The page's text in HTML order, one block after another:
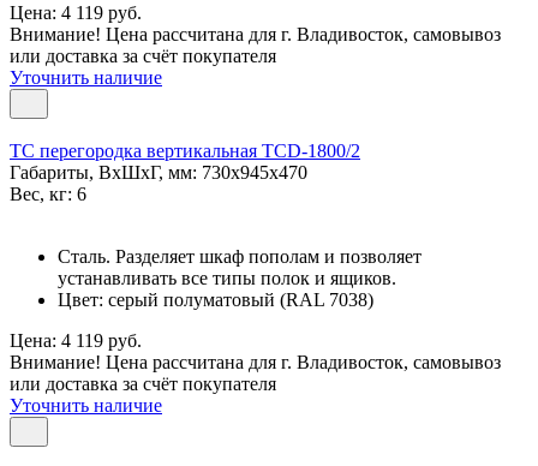
Цена: 4 119 руб.
Внимание! Цена рассчитана для г. Владивосток, самовывоз
или доставка за счёт покупателя
Уточнить наличие
TC перегородка вертикальная TCD-1800/2
Габариты, ВxШxГ, мм: 730x945x470
Вес, кг: 6
Сталь. Разделяет шкаф пополам и позволяет
устанавливать все типы полок и ящиков.
Цвет: серый полуматовый (RAL 7038)
Цена: 4 119 руб.
Внимание! Цена рассчитана для г. Владивосток, самовывоз
или доставка за счёт покупателя
Уточнить наличие